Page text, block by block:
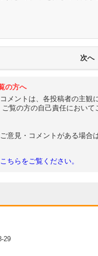
の方へ
メントは、各投稿者の主観
覧の方の自己責任において
意見・コメントがある場
ちらをご覧ください。
29